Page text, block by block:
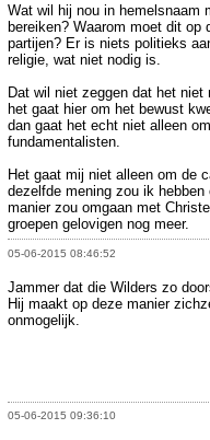
Wat wil hij nou in hemelsnaam
bereiken? Waarom moet dit op
partijen? Er is niets politieks
religie, wat niet nodig is.
Dat wil niet zeggen dat het
het gaat hier om het bewust
dan gaat het echt niet alleen
fundamentalisten.
Het gaat mij niet alleen om de
dezelfde mening zou ik
manier zou omgaan met
groepen gelovigen nog meer.
05-06-2015 08:46:52
Jammer dat die Wilders zo
Hij maakt op deze manier
onmogelijk.
05-06-2015 09:36:10